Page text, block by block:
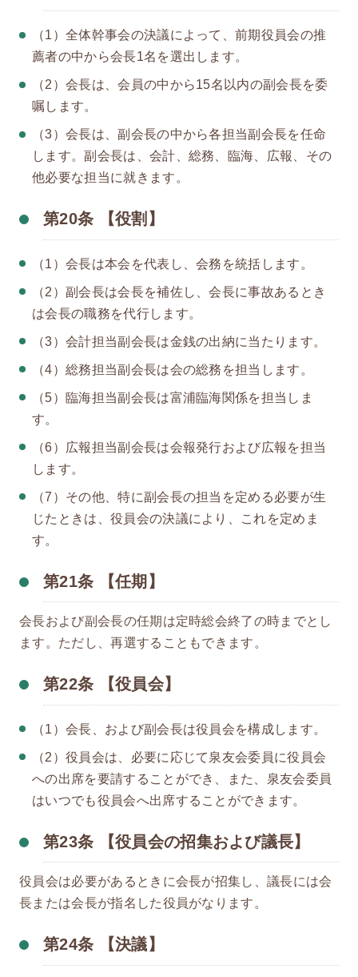
（1）全体幹事会の決議によって、前期役員会の推
薦者の中から会長1名を選出します。
（2）会長は、会員の中から15名以内の副会長を委
嘱します。
（3）会長は、副会長の中から各担当副会長を任命
します。副会長は、会計、総務、臨海、広報、その
他必要な担当に就きます。
第20条 【役割】
（1）会長は本会を代表し、会務を統括します。
（2）副会長は会長を補佐し、会長に事故あるとき
は会長の職務を代行します。
（3）会計担当副会長は金銭の出納に当たります。
（4）総務担当副会長は会の総務を担当します。
（5）臨海担当副会長は富浦臨海関係を担当しま
す。
（6）広報担当副会長は会報発行および広報を担当
します。
（7）その他、特に副会長の担当を定める必要が生
じたときは、役員会の決議により、これを定めま
す。
第21条 【任期】
会長および副会長の任期は定時総会終了の時までとし
ます。ただし、再選することもできます。
第22条 【役員会】
（1）会長、および副会長は役員会を構成します。
（2）役員会は、必要に応じて泉友会委員に役員会
への出席を要請することができ、また、泉友会委員
はいつでも役員会へ出席することができます。
第23条 【役員会の招集および議長】
役員会は必要があるときに会長が招集し、議長には会
長または会長が指名した役員がなります。
第24条 【決議】